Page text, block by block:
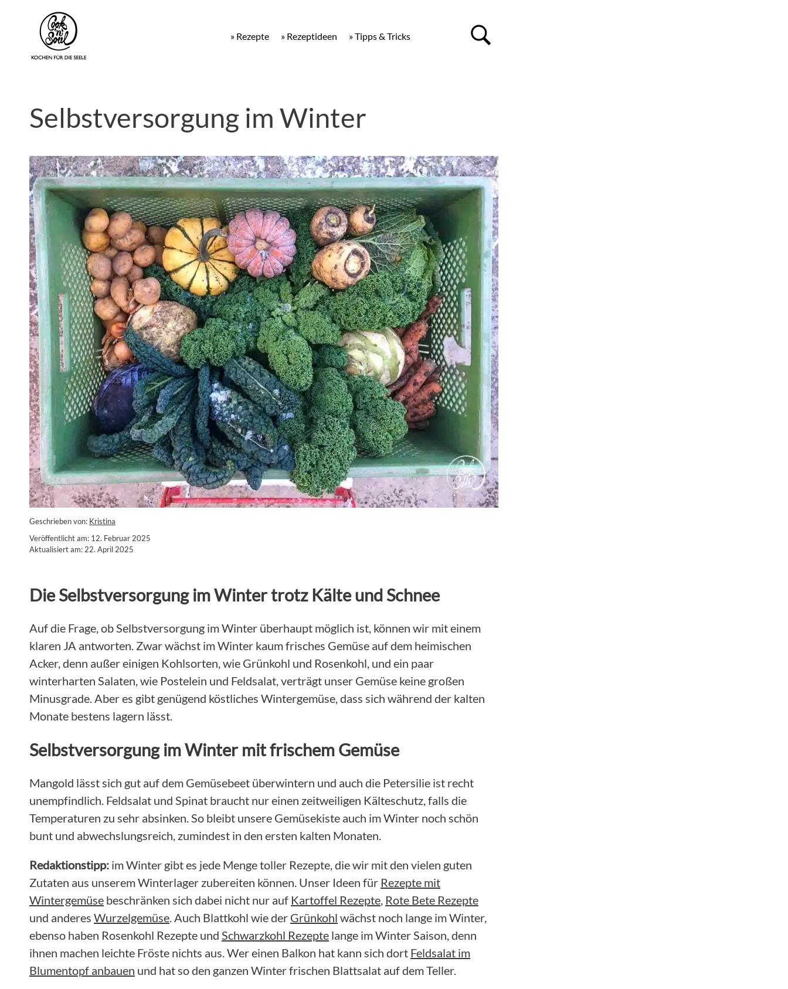
» Tipps & Tricks
» Rezeptideen
» Rezepte
Selbstversorgung im Winter
Geschrieben von: Kristina
Veröffentlicht am: 12. Februar 2025
Aktualisiert am: 22. April 2025
Die Selbstversorgung im Winter trotz Kälte und Schnee
Auf die Frage, ob Selbstversorgung im Winter überhaupt möglich ist, können wir mit einem
klaren JA antworten. Zwar wächst im Winter kaum frisches Gemüse auf dem heimischen
Acker, denn außer einigen Kohlsorten, wie Grünkohl und Rosenkohl, und ein paar
winterharten Salaten, wie Postelein und Feldsalat, verträgt unser Gemüse keine großen
Minusgrade. Aber es gibt genügend köstliches Wintergemüse, dass sich während der kalten
Monate bestens lagern lässt.
Selbstversorgung im Winter mit frischem Gemüse
Mangold lässt sich gut auf dem Gemüsebeet überwintern und auch die Petersilie ist recht
unempfindlich. Feldsalat und Spinat braucht nur einen zeitweiligen Kälteschutz, falls die
Temperaturen zu sehr absinken. So bleibt unsere Gemüsekiste auch im Winter noch schön
bunt und abwechslungsreich, zumindest in den ersten kalten Monaten.
Redaktionstipp: im Winter gibt es jede Menge toller Rezepte, die wir mit den vielen guten
Zutaten aus unserem Winterlager zubereiten können. Unser Ideen für Rezepte mit
Wintergemüse beschränken sich dabei nicht nur auf Kartoffel Rezepte, Rote Bete Rezepte
und anderes Wurzelgemüse. Auch Blattkohl wie der Grünkohl wächst noch lange im Winter,
ebenso haben Rosenkohl Rezepte und Schwarzkohl Rezepte lange im Winter Saison, denn
ihnen machen leichte Fröste nichts aus. Wer einen Balkon hat kann sich dort Feldsalat im
Blumentopf anbauen und hat so den ganzen Winter frischen Blattsalat auf dem Teller.